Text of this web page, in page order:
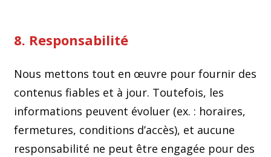
8. Responsabilité
Nous mettons tout en œuvre pour fournir des
contenus fiables et à jour. Toutefois, les
informations peuvent évoluer (ex. : horaires,
fermetures, conditions d’accès), et aucune
responsabilité ne peut être engagée pour des